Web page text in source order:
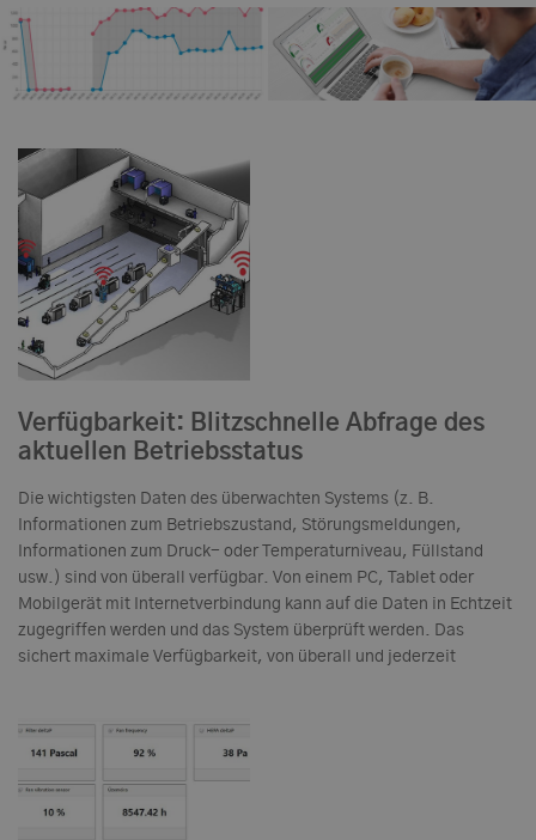
Verfügbarkeit: Blitzschnelle Abfrage des
aktuellen Betriebsstatus
Die wichtigsten Daten des überwachten Systems (z. B.
Informationen zum Betriebszustand, Störungsmeldungen,
Informationen zum Druck- oder Temperaturniveau, Füllstand
usw.) sind von überall verfügbar. Von einem PC, Tablet oder
Mobilgerät mit Internetverbindung kann auf die Daten in Echtzeit
zugegriffen werden und das System überprüft werden. Das
sichert maximale Verfügbarkeit, von überall und jederzeit